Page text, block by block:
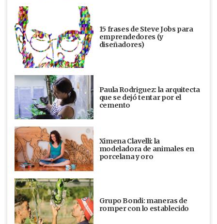
15 frases de Steve Jobs para
emprendedores (y
diseñadores)
Paula Rodriguez: la arquitecta
que se dejó tentar por el
cemento
Ximena Clavelli: la
modeladora de animales en
porcelana y oro
Grupo Bondi: maneras de
romper con lo establecido